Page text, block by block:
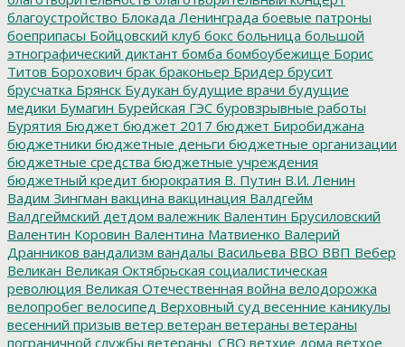
благоустройство Блокада Ленинграда боевые патроны
боеприпасы Бойцовский клуб бокс больница большой
этнографический диктант бомба бомбоубежище Борис
Титов Борохович брак браконьер Бридер брусит
брусчатка Брянск Будукан будущие врачи будущие
медики Бумагин Бурейская ГЭС буровзрывные работы
Бурятия Бюджет бюджет 2017 бюджет Биробиджана
бюджетники бюджетные деньги бюджетные организации
бюджетные средства бюджетные учреждения
бюджетный кредит бюрократия В. Путин В.И. Ленин
Вадим Зингман вакцина вакцинация Валдгейм
Валдгеймский детдом валежник Валентин Брусиловский
Валентин Коровин Валентина Матвиенко Валерий
Дранников вандализм вандалы Васильева ВВО ВВП Вебер
Великан Великая Октябрьская социалистическая
революция Великая Отечественная война велодорожка
велопробег велосипед Верховный суд весенние каникулы
весенний призыв ветер ветеран ветераны ветераны
пограничной службы ветераны_СВО ветхие дома ветхое